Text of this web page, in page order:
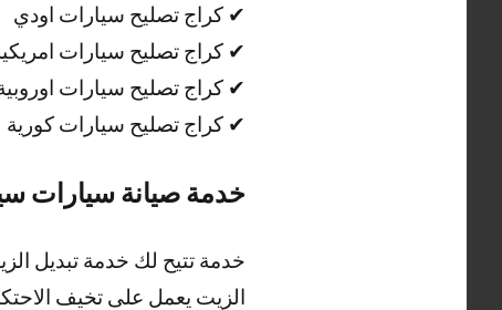
✔ كراج تصليح سيارات اودي
✔ كراج تصليح سيارات
✔ كراج تصليح سيارات
✔ كراج تصليح سيارات كورية
خدمة صيانة سيارات
خدمة تتيح لك خدمة تبديل
الزيت يعمل على تخيف